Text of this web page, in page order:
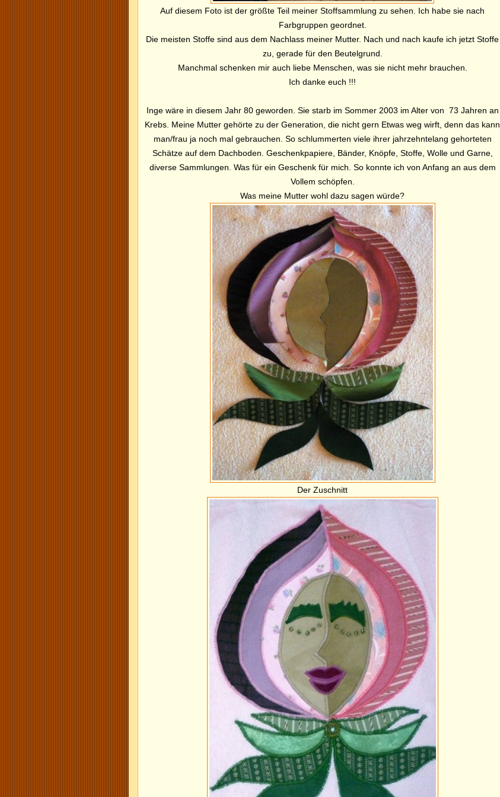
Auf diesem Foto ist der größte Teil meiner Stoffsammlung zu sehen. Ich habe sie nach
Farbgruppen geordnet.
Die meisten Stoffe sind aus dem Nachlass meiner Mutter. Nach und nach kaufe ich jetzt Stoffe
zu, gerade für den Beutelgrund.
Manchmal schenken mir auch liebe Menschen, was sie nicht mehr brauchen.
Ich danke euch !!!
Inge wäre in diesem Jahr 80 geworden. Sie starb im Sommer 2003 im Alter von 73 Jahren an
Krebs. Meine Mutter gehörte zu der Generation, die nicht gern Etwas weg wirft, denn das kann
man/frau ja noch mal gebrauchen. So schlummerten viele ihrer jahrzehntelang gehorteten
Schätze auf dem Dachboden. Geschenkpapiere, Bänder, Knöpfe, Stoffe, Wolle und Garne,
diverse Sammlungen. Was für ein Geschenk für mich. So konnte ich von Anfang an aus dem
Vollem schöpfen.
Was meine Mutter wohl dazu sagen würde?
Der Zuschnitt